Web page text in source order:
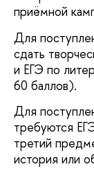
приёмной
Для
сдать
и ЕГЭ по
60 баллов).
Для
требуются
третий
история или